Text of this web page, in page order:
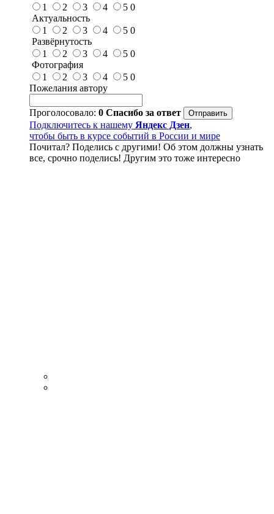
1
2 3 4 5 0
Актуальность
1
2 3 4 5 0
Развёрнутость
1
2 3 4 5 0
Фотография
1
2 3 4 5 0
Пожелания автору
Проголосовало: 0 Спасибо за ответ
Подключитесь к нашему Яндекс Дзен,
чтобы быть в курсе событий в России и мире
Почитал? Поделись с другими! Об этом должны узнать
все, срочно поделись! Другим это тоже интересно